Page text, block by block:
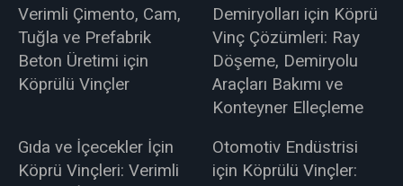
Verimli Çimento, Cam,
Tuğla ve Prefabrik
Beton Üretimi için
Köprülü Vinçler
Demiryolları için Köprü
Vinç Çözümleri: Ray
Döşeme, Demiryolu
Araçları Bakımı ve
Konteyner Elleçleme
Gıda ve İçecekler İçin
Köprü Vinçleri: Verimli
Otomotiv Endüstrisi
için Köprülü Vinçler: